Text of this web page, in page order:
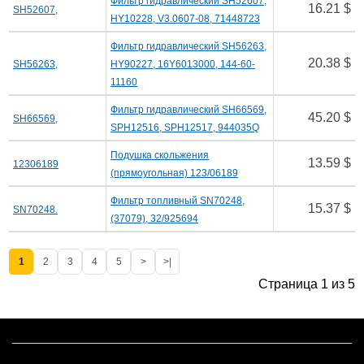
SH52607,
HY10228, V3.0607-08, 71448723
16.21 $
SH56263,
Фильтр гидравлический SH56263,
HY90227, 16Y6013000, 144-60-
11160
20.38 $
SH66569,
Фильтр гидравлический SH66569,
SPH12516, SPH12517, 944035Q
45.20 $
12306189
Подушка скольжения
(прямоугольная) 123/06189
13.59 $
SN70248.
Фильтр топливный SN70248,
(37079), 32/925694
15.37 $
1 2 3 4 5 > >|
Страница 1 из 5